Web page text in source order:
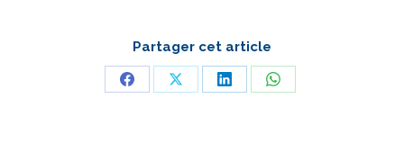
Partager cet article
PartagerPartagerPartagerPartager